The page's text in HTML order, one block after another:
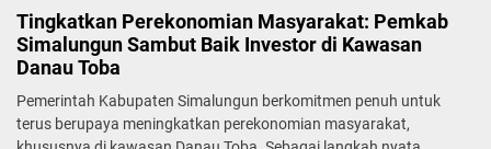
Tingkatkan Perekonomian Masyarakat: Pemkab
Simalungun Sambut Baik Investor di Kawasan
Danau Toba
Pemerintah Kabupaten Simalungun berkomitmen penuh untuk
terus berupaya meningkatkan perekonomian masyarakat,